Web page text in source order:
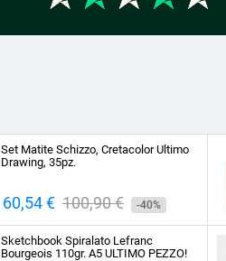
Set Matite Schizzo, Cretacolor Ultimo
Drawing, 35pz.
Prezzo
60,54 € Prezzo
base
100,90 € -40%
Sketchbook Spiralato Lefranc
Bourgeois 110gr. A5 ULTIMO PEZZO!